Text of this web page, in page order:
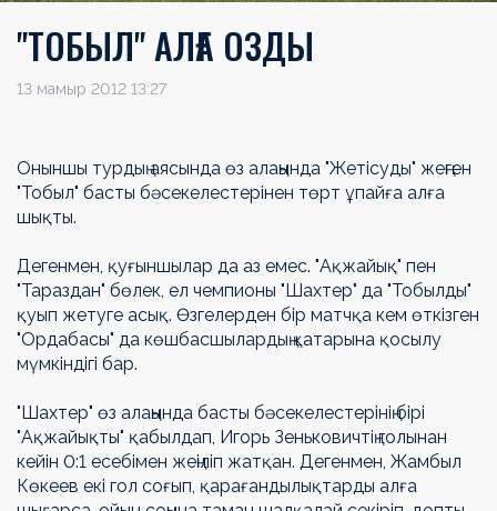
"ТОБЫЛ" АЛҒА ОЗДЫ
13 мамыр 2012 13:27
Оныншы турдың аясында өз алаңында "Жетісуды" жеңген
"Тобыл" басты бәсекелестерінен төрт ұпайға алға
шықты.
Дегенмен, қуғыншылар да аз емес. "Ақжайық" пен
"Тараздан" бөлек, ел чемпионы "Шахтер" да "Тобылды"
қуып жетуге асық. Өзгелерден бір матчқа кем өткізген
"Ордабасы" да көшбасшылардың қатарына қосылу
мүмкіндігі бар.
"Шахтер" өз алаңында басты бәсекелестерінің бірі
"Ақжайықты" қабылдап, Игорь Зеньковичтің голынан
кейін 0:1 есебімен жеңіліп жатқан. Дегенмен, Жамбыл
Көкеев екі гол соғып, қарағандылықтарды алға